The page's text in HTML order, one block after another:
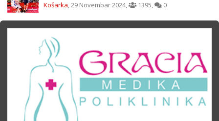
Košarka,29 Novembar 2024, 1395, 0